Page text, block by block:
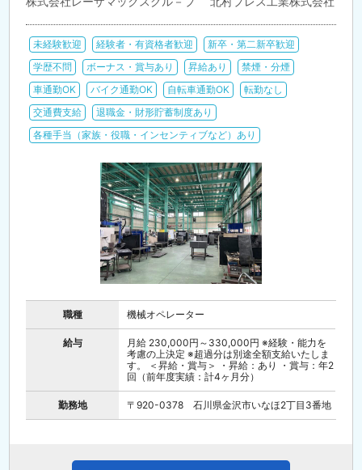
未経験歓迎 経験者・有資格者歓迎
新卒・第二新卒歓迎
学歴不問
ボーナス・賞与あり 昇給あり
禁煙・分煙
車通勤OK
バイク通勤OK 自転車通勤OK
転勤なし
交通費支給
退職金・財形貯蓄制度あり
各種手当（家族・役職・インセンティブなど）あり
職種 機械オペレーター
給与
月給 230,000円～330,000円 ※経験・能力を
考慮の上決定 ※超過分は別途全額支給いたしま
す。 ＜昇給・賞与＞ ・昇給：あり ・賞与：年2
回（前年度実績：計4ヶ月分）
勤務地 〒920-0378 石川県金沢市いなほ2丁目3番地